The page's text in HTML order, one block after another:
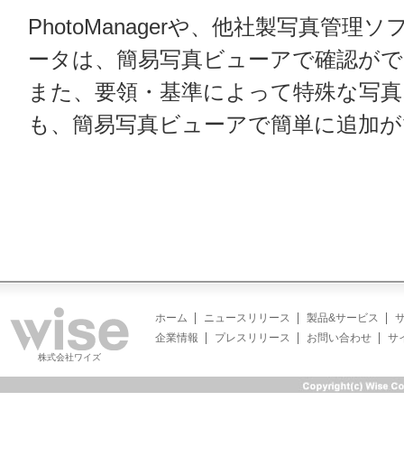
PhotoManagerや、他社製写真管理ソ
ータは、簡易写真ビューアで確認が
また、要領・基準によって特殊な写
も、簡易写真ビューアで簡単に追加
株式会社ワイズ
ホーム ニュースリリース 製品&サービス
企業情報
プレスリリース お問い合わせ サ